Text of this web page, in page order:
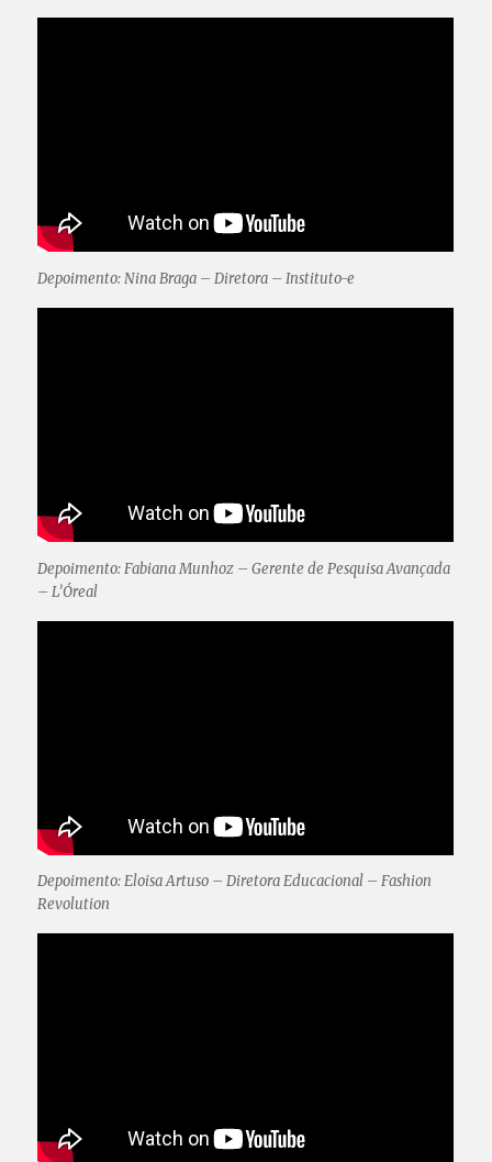
Depoimento: Nina Braga – Diretora – Instituto-e
Depoimento: Fabiana Munhoz – Gerente de Pesquisa Avançada
– L’Óreal
Depoimento: Eloisa Artuso – Diretora Educacional – Fashion
Revolution